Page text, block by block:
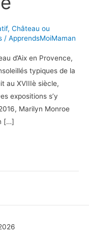
, Château ou
/ ApprendsMoiMaman
d’Aix en Provence,
typiques de la
au XVIIIè siècle,
expositions s’y
Marilyn Monroe
[…]